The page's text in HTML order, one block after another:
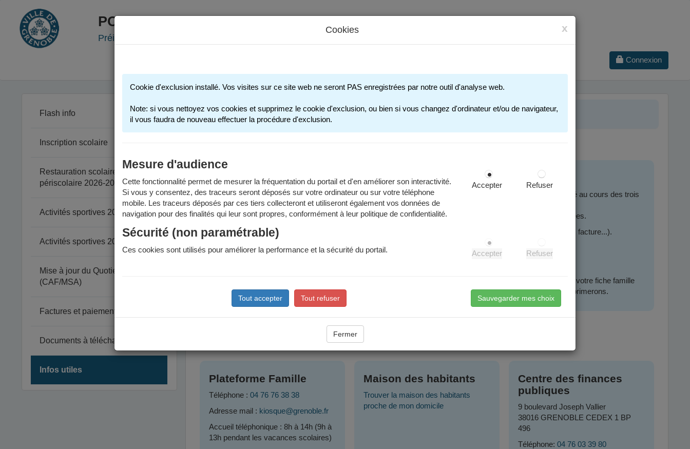
PORTAIL FAMILLE
Préinscription scolaire - Accueils périscolaires - Restauration scolaire - Sports
Connexion
Flash info
Inscription scolaire
Restauration scolaire et
périscolaire 2026-2027
Activités sportives 2025-2026
Activités sportives 2026-2027
Mise à jour du Quotient Familial
(CAF/MSA)
Factures et paiement
Documents à télécharger
Infos utiles
INFOS UTILES
Vous possédez un compte :
Si vous avez au moins un enfant actuellement scolarisé dans une école publique ou privée, ou qui l'a été au cours des trois
dernières années,
Si vous ou vos enfants avez pratiqué une activité sportive municipale au cours des deux dernières années.
Votre code famille se trouve sur les documents que nous vous avons transmis (certificat d'inscription scolaire, facture...).
En cas d'oubli, vous pouvez demander vos identifiants à la Plateforme Famille.
Uniquement si vous ne vous trouvez pas dans une des catégories enumérées ci-dessus, vous pouvez créer votre fiche famille
depuis lapage de connexion. Attention, si vous créez un compte alors que vous en avez déjà un, nous le supprimerons.
Plateforme Famille
Téléphone : 04 76 76 38 38
Adresse mail : kiosque@grenoble.fr
Accueil téléphonique : 8h à 14h (9h à
13h pendant les vacances scolaires)
Maison des habitants
Trouver la maison des habitants
proche de mon domicile
Centre des finances
publiques
9 boulevard Joseph Vallier
38016 GRENOBLE CEDEX 1 BP
496
Téléphone:04 76 03 39 80
x
Cookies
Cookie d'exclusion installé. Vos visites sur ce site web ne seront PAS enregistrées par notre outil d'analyse web.
Note: si vous nettoyez vos cookies et supprimez le cookie d'exclusion, ou bien si vous changez d'ordinateur et/ou de navigateur,
il vous faudra de nouveau effectuer la procédure d'exclusion.
Mesure d'audience
Cette fonctionnalité permet de mesurer la fréquentation du portail et d'en améliorer son interactivité.
Si vous y consentez, des traceurs seront déposés sur votre ordinateur ou sur votre téléphone
mobile. Les traceurs déposés par ces tiers collecteront et utiliseront également vos données de
navigation pour des finalités qui leur sont propres, conformément à leur politique de confidentialité.
Accepter Refuser
Sécurité (non paramétrable)
Ces cookies sont utilisés pour améliorer la performance et la sécurité du portail. Accepter Refuser
Tout accepter Tout refuser Sauvegarder mes choix
Fermer